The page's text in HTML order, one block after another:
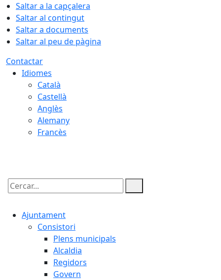
Saltar a la capçalera
Saltar al contingut
Saltar a documents
Saltar al peu de pàgina
Contactar
Idiomes
Català
Castellà
Anglès
Alemany
Francès
Cercar:
Ajuntament
Consistori
Plens municipals
Alcaldia
Regidors
Govern